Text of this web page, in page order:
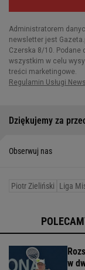
Dziękujemy za
Obserwuj nas
Piotr Zieliński Liga
w